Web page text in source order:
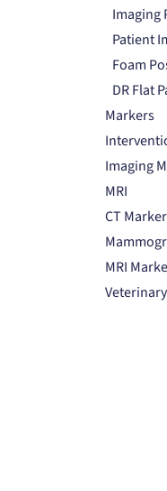
Imaging
Patient
Foam
DR Flat
Markers
Imaging
MRI
CT
MRI
Veterinary